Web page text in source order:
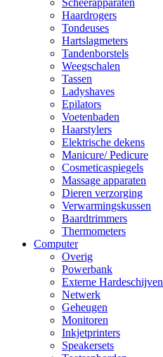
Scheerapparaten
Haardrogers
Tondeuses
Hartslagmeters
Tandenborstels
Weegschalen
Tassen
Ladyshaves
Epilators
Voetenbaden
Haarstylers
Elektrische dekens
Manicure/ Pedicure
Cosmeticaspiegels
Massage apparaten
Dieren verzorging
Verwarmingskussen
Baardtrimmers
Thermometers
Computer
Overig
Powerbank
Externe Hardeschijven
Netwerk
Geheugen
Monitoren
Inkjetprinters
Speakersets